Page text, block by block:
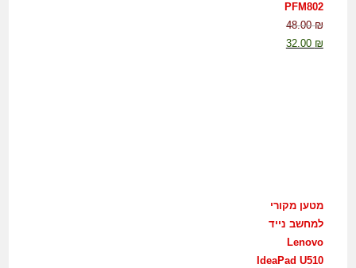
PFM802
48.00₪
32.00 ₪
מטען מקורי
למחשב נייד
Lenovo
IdeaPad U510